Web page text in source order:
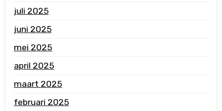
juli 2025
juni 2025
mei 2025
april 2025
maart 2025
februari 2025